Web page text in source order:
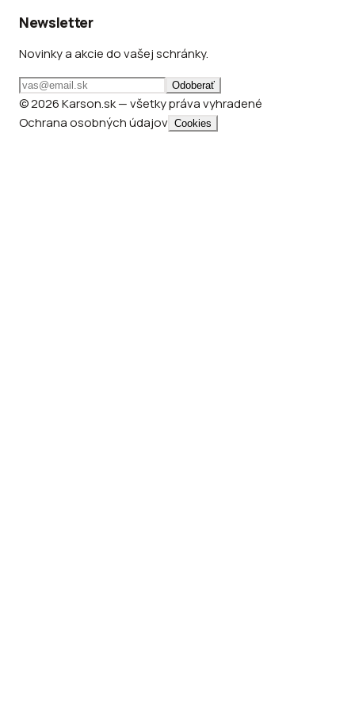
Newsletter
Novinky a akcie do vašej schránky.
Odoberať
© 2026 Karson.sk — všetky práva vyhradené
Ochrana osobných údajov Cookies